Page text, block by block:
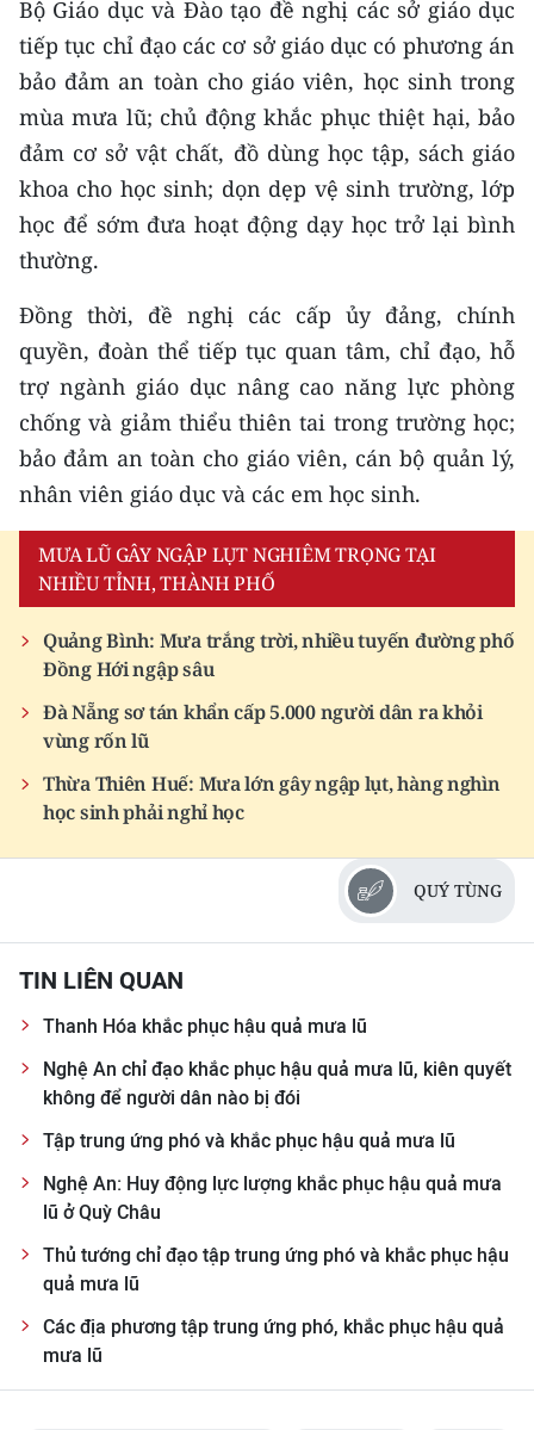
CHUYÊN ĐỀ
CÁC CHUYÊN TRANG
VỀ BÁO NHÂN DÂN
THỜI NAY
NHÂN DÂN CUỐI TUẦN
NHÂN DÂN HẰNG THÁNG
MUA BÁO
ĐỌC BÁO IN
ENGLISH
中文
FRANÇAIS
РУССКИЙ
ESPAÑOL
Bộ Giáo dục và Đào tạo đề nghị các sở giáo dục
tiếp tục chỉ đạo các cơ sở giáo dục có phương án
bảo đảm an toàn cho giáo viên, học sinh trong
mùa mưa lũ; chủ động khắc phục thiệt hại, bảo
đảm cơ sở vật chất, đồ dùng học tập, sách giáo
khoa cho học sinh; dọn dẹp vệ sinh trường, lớp
học để sớm đưa hoạt động dạy học trở lại bình
thường.
Đồng thời, đề nghị các cấp ủy đảng, chính
quyền, đoàn thể tiếp tục quan tâm, chỉ đạo, hỗ
trợ ngành giáo dục nâng cao năng lực phòng
chống và giảm thiểu thiên tai trong trường học;
bảo đảm an toàn cho giáo viên, cán bộ quản lý,
nhân viên giáo dục và các em học sinh.
MƯA LŨ GÂY NGẬP LỤT NGHIÊM TRỌNG TẠI
NHIỀU TỈNH, THÀNH PHỐ
Quảng Bình: Mưa trắng trời, nhiều tuyến đường phố
Đồng Hới ngập sâu
Đà Nẵng sơ tán khẩn cấp 5.000 người dân ra khỏi
vùng rốn lũ
Thừa Thiên Huế: Mưa lớn gây ngập lụt, hàng nghìn
học sinh phải nghỉ học
QUÝ TÙNG
TIN LIÊN QUAN
Thanh Hóa khắc phục hậu quả mưa lũ
Nghệ An chỉ đạo khắc phục hậu quả mưa lũ, kiên quyết
không để người dân nào bị đói
Tập trung ứng phó và khắc phục hậu quả mưa lũ
Nghệ An: Huy động lực lượng khắc phục hậu quả mưa
lũ ở Quỳ Châu
Thủ tướng chỉ đạo tập trung ứng phó và khắc phục hậu
quả mưa lũ
Các địa phương tập trung ứng phó, khắc phục hậu quả
mưa lũ